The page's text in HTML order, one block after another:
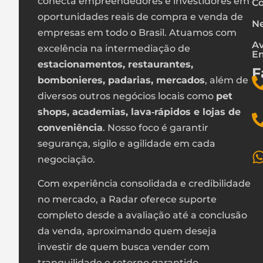
oportunidades reais de compra e venda de
empresas em todo o Brasil. Atuamos com
excelência na intermediação de
estacionamentos, restaurantes,
bombonieres, padarias, mercados, além de
diversos outros negócios locais como pet
shops, academias, lava‑rápidos e lojas de
conveniência. Nosso foco é garantir
segurança, sigilo e agilidade em cada
negociação.
Com experiência consolidada e credibilidade
no mercado, a Radar oferece suporte
completo desde a avaliação até a conclusão
da venda, aproximando quem deseja
investir de quem busca vender com